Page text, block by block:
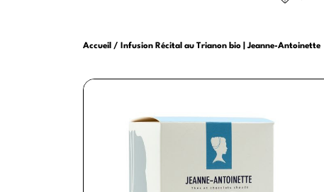
Accueil Infusion Récital au Trianon bio | Jeanne-Antoinette